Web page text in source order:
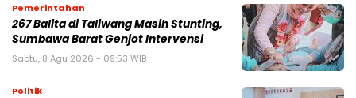
Pemerintahan
267 Balita di Taliwang Masih Stunting,
Sumbawa Barat Genjot Intervensi
Sabtu, 8 Agu 2026 - 09:53 WIB
Politik